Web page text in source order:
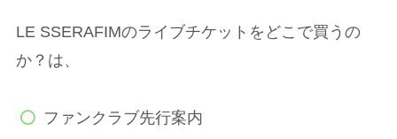
LE SSERAFIMのライブチケットをどこで買うの
か？は、
ファンクラブ先行案内